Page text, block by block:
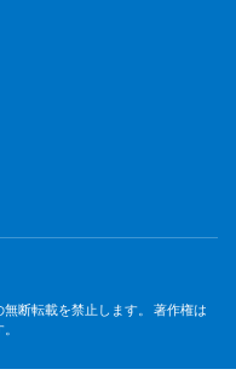
断転載を禁止します。 著作権は